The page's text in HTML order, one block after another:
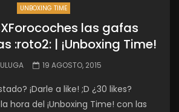
UNBOXING TIME
las gafas
:roto2: | ¡Unboxing Time!
19 AGOSTO, 2015
¡Darle a like! ;D ¿30 likes?
hora del ¡Unboxing Time! con las